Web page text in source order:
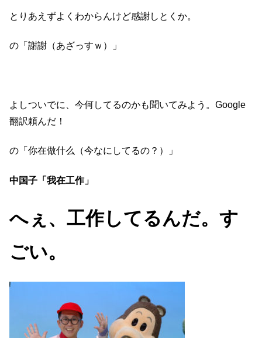
とりあえずよくわからんけど感謝しとくか。
の「謝謝（あざっすｗ）」
よしついでに、今何してるのかも聞いてみよう。Google
翻訳頼んだ！
の「你在做什么（今なにしてるの？）」
中国子「我在工作」
へぇ、工作してるんだ。す
ごい。